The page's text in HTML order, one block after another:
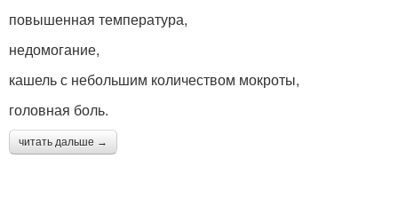
повышенная температура,
недомогание,
кашель с небольшим количеством мокроты,
головная боль.
читать дальше →